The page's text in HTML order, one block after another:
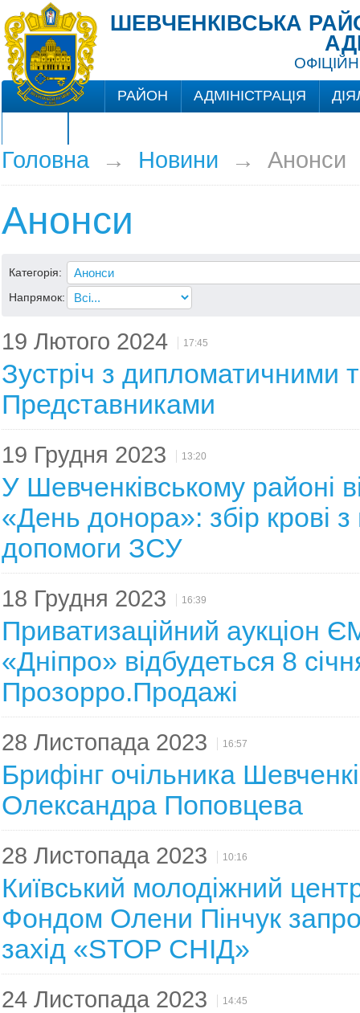
ШЕВЧЕНКІВСЬКА
РАЙОН АДМІНІСТРАЦІЯ
Головна→ Новини → Анонси
Анонси
Категорія:
Напрямок:
19 Лютого 2024 17:45
Зустріч з дипломатичними
Представниками
19 Грудня 2023 13:20
У Шевченківському районі
«День донора»: збір крові
допомоги ЗСУ
18 Грудня 2023 16:39
Приватизаційний аукціон
«Дніпро» відбудеться 8
Прозорро.Продажі
28 Листопада 2023 16:57
Брифінг очільника
Олександра Поповцева
28 Листопада 2023 10:16
Київський молодіжний
Фондом Олени Пінчук
захід «STOP СНІД»
24 Листопада 2023 14:45